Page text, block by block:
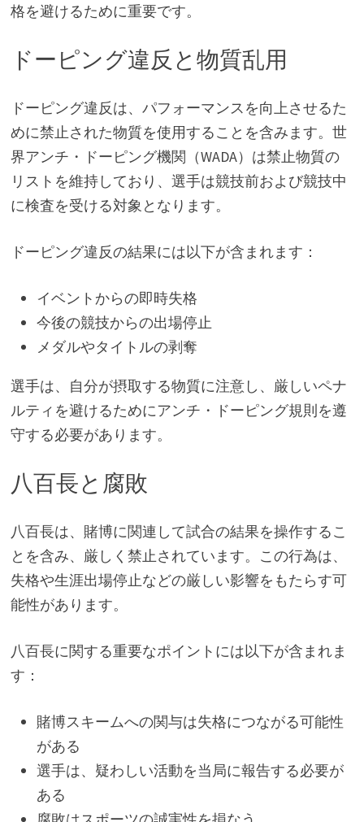
格を避けるために重要です。
ドーピング違反と物質乱用
ドーピング違反は、パフォーマンスを向上させるた
めに禁止された物質を使用することを含みます。世
界アンチ・ドーピング機関（WADA）は禁止物質の
リストを維持しており、選手は競技前および競技中
に検査を受ける対象となります。
ドーピング違反の結果には以下が含まれます：
イベントからの即時失格
今後の競技からの出場停止
メダルやタイトルの剥奪
選手は、自分が摂取する物質に注意し、厳しいペナ
ルティを避けるためにアンチ・ドーピング規則を遵
守する必要があります。
八百長と腐敗
八百長は、賭博に関連して試合の結果を操作するこ
とを含み、厳しく禁止されています。この行為は、
失格や生涯出場停止などの厳しい影響をもたらす可
能性があります。
八百長に関する重要なポイントには以下が含まれま
す：
賭博スキームへの関与は失格につながる可能性
がある
選手は、疑わしい活動を当局に報告する必要が
ある